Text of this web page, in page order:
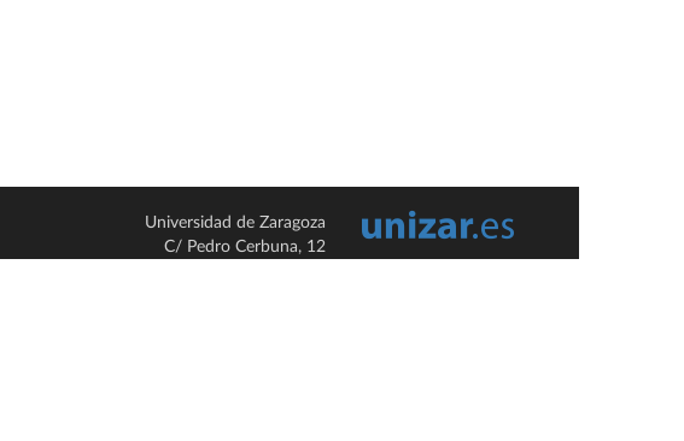
Universidad de Zaragoza
C/ Pedro Cerbuna, 12